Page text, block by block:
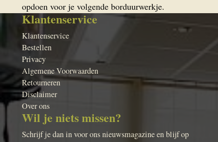
opdoen voor je volgende borduurwerkje.
Klantenservice
Klantenservice
Bestellen
Privacy
Algemene Voorwaarden
Retourneren
Disclaimer
Over ons
Wil je niets missen?
Schrijf je dan in voor ons nieuwsmagazine en blijf op